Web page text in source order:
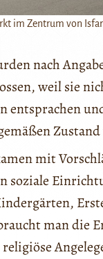
im Zentrum von
nach
weil sie
entsprachen
mit
soziale
man die